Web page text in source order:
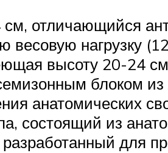
отличающийся
нагрузку
высоту 20-24
блоком из
анатомических
состоящий из
для